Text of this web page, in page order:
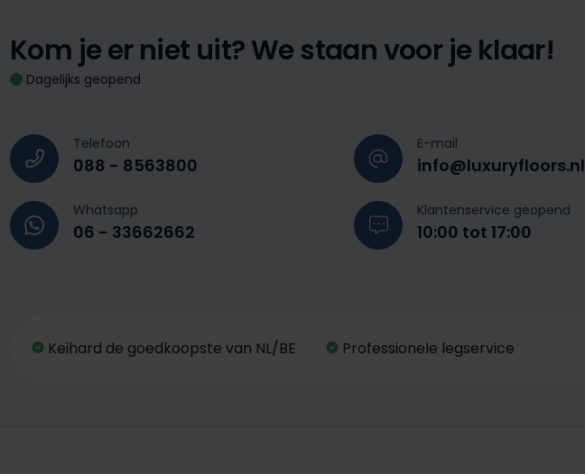
Kom je er niet uit?We staan voor je klaar!
Dagelijks geopend
Telefoon
088 - 8563800
E-mail
info@luxuryfloors.nl
Whatsapp
06 - 33662662
Klantenservice geopend
10:00 tot 17:00
Keihard de goedkoopste van NL/BE Professionele legservice